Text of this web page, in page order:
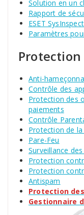
Solution en un
Rapport de
ESET
Paramètres
Anti-
Contrôle des
Protection des
paiements
Contrôle
Protection de
Pare-Feu
Surveillance
Protection
Protection
Antispam
Protection
Gestionnaire